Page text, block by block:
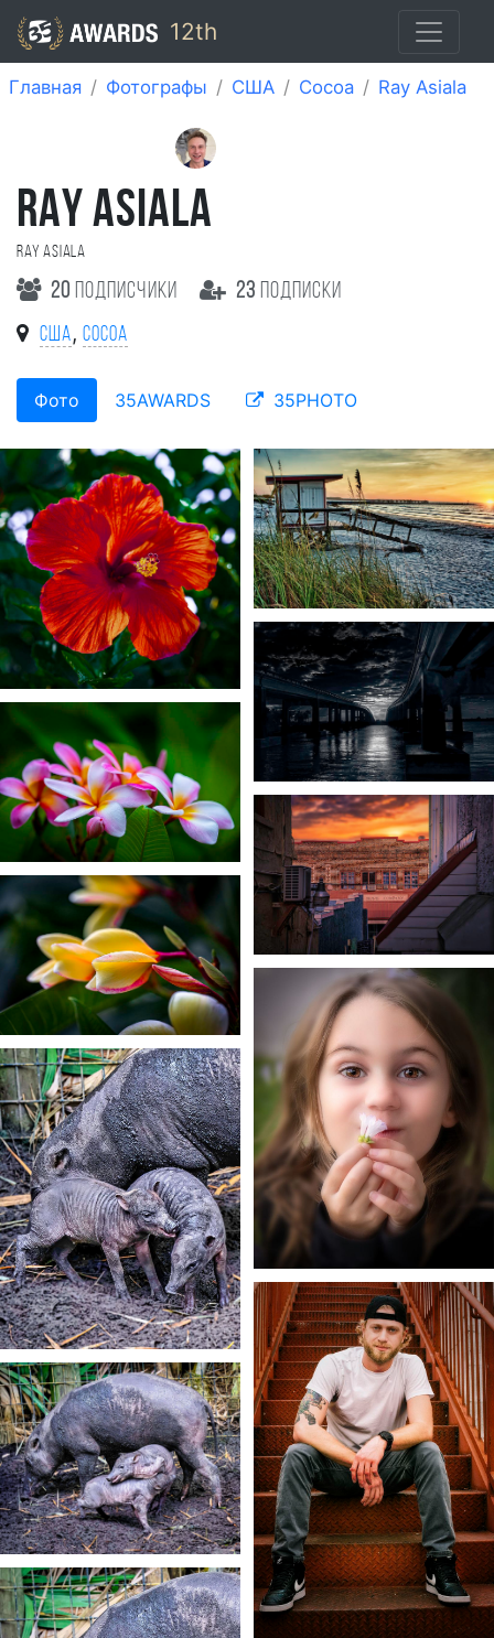
12th
Главная Фотографы США Cocoa Ray Asiala
RAY ASIALA
Ray Asiala
20 подписчики 23 подписки
США, Cocoa
Фото 35AWARDS 35PHOTO